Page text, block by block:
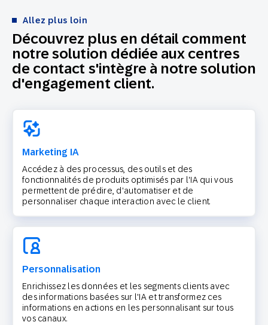
Découvrez plus en détail comment
notre solution dédiée aux centres
de contact s'intègre à notre solution
d'engagement client.
Allez plus loin
Marketing IA
Accédez à des processus, des outils et des
fonctionnalités de produits optimisés par l'IA qui vous
permettent de prédire, d'automatiser et de
personnaliser chaque interaction avec le client.
Personnalisation
Enrichissez les données et les segments clients avec
des informations basées sur l'IA et transformez ces
informations en actions en les personnalisant sur tous
vos canaux.